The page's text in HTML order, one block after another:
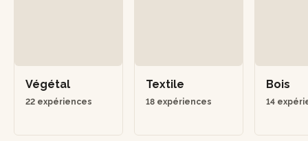
Végétal
22 expériences
Textile
18 expériences
Bois
14